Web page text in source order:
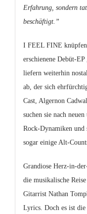
Erfahrung, sondern
beschäftigt.”
I FEEL FINE
erschienene Debüt-EP „
liefern weiterhin
ab, der sich
Cast, Algernon
suchen sie nach
Rock-Dynamiken und
sogar einige Alt-
Grandiose Herz-in-
die musikalische
Gitarrist Nathan
Lyrics. Doch es ist